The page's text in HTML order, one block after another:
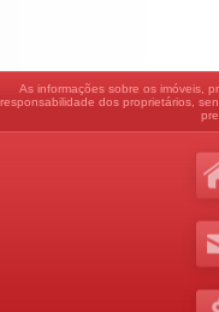
As informações sobre os imóveis,
responsabilidade dos proprietários,